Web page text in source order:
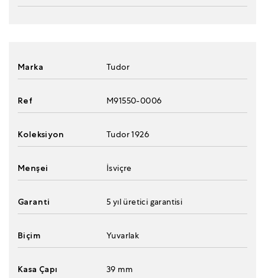
Marka Tudor
Ref M91550-0006
Koleksiyon Tudor 1926
Menşei İsviçre
Garanti 5 yıl üretici garantisi
Biçim Yuvarlak
Kasa Çapı 39 mm